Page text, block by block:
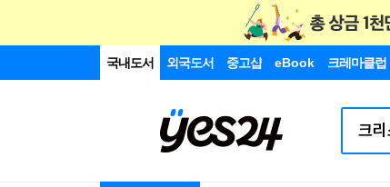
국내도서 외국도서 중고샵 eBook 크레마클럽